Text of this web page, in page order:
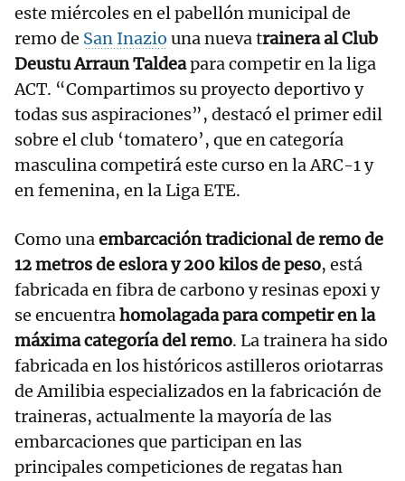
este miércoles en el pabellón municipal de
remo de San Inazio una nueva trainera al Club
Deustu Arraun Taldeapara competir en la liga
ACT. “Compartimos su proyecto deportivo y
todas sus aspiraciones”, destacó el primer edil
sobre el club ‘tomatero’, que en categoría
masculina competirá este curso en la ARC-1 y
en femenina, en la Liga ETE.
Como unaembarcación tradicional de remo de
12 metros de eslora y 200 kilos de peso, está
fabricada en fibra de carbono y resinas epoxi y
se encuentrahomolagada para competir en la
máxima categoría del remo. La trainera ha sido
fabricada en los históricos astilleros oriotarras
de Amilibia especializados en la fabricación de
traineras, actualmente la mayoría de las
embarcaciones que participan en las
principales competiciones de regatas han